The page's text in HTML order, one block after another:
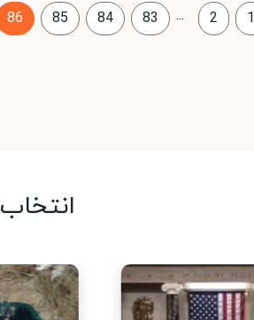
1
2
...
83
84
85
86
انتخاب